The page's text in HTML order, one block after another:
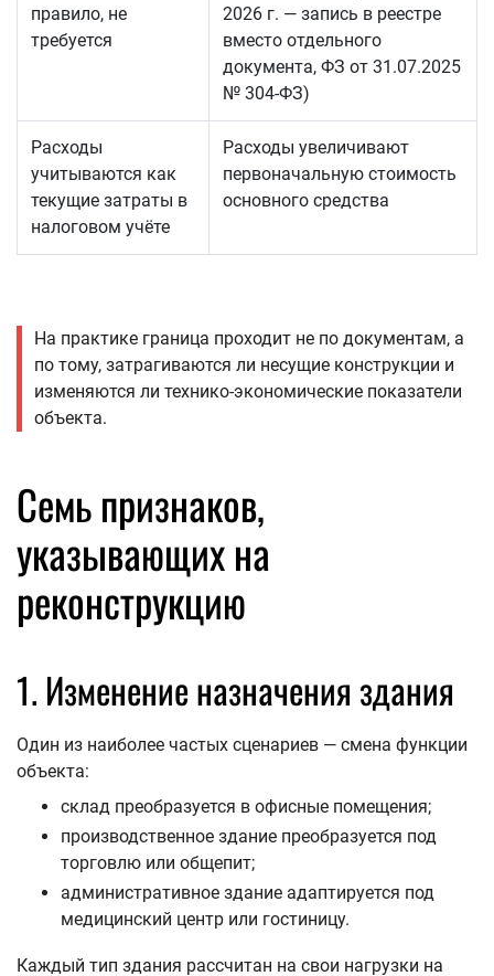
правило, не
требуется
2026 г. — запись в реестре
вместо отдельного
документа, ФЗ от 31.07.2025
№ 304-ФЗ)
Расходы
учитываются как
текущие затраты в
налоговом учёте
Расходы увеличивают
первоначальную стоимость
основного средства
На практике граница проходит не по документам, а
по тому, затрагиваются ли несущие конструкции и
изменяются ли технико-экономические показатели
объекта.
Семь признаков,
указывающих на
реконструкцию
1. Изменение назначения здания
Один из наиболее частых сценариев — смена функции
объекта:
склад преобразуется в офисные помещения;
производственное здание преобразуется под
торговлю или общепит;
административное здание адаптируется под
медицинский центр или гостиницу.
Каждый тип здания рассчитан на свои нагрузки на